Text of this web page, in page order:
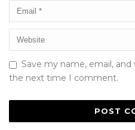
Save my name, email,
the next time I comment.